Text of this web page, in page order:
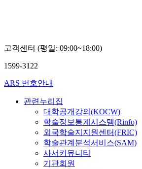
고객센터 (평일: 09:00~18:00)
1599-3122
ARS 번호안내
관련누리집
대학공개강의(KOCW)
학술정보통계시스템(Rinfo)
외국학술지지원센터(FRIC)
학술관계분석서비스(SAM)
사서커뮤니티
기관회원